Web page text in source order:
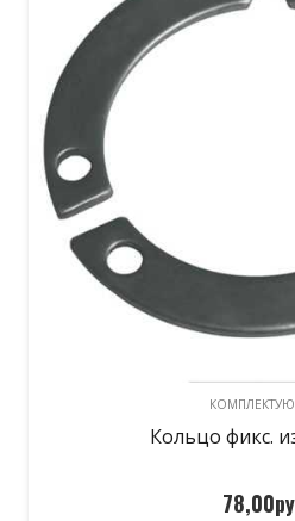
Кольцо фикс.
78,00